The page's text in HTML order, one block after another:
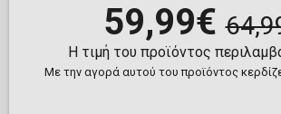
59,99€
Η τιμή του προϊόντος
Με την αγορά αυτού του προϊόντος